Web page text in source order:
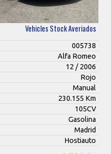
Vehicles Stock Averiados
005738
Alfa Romeo
12 / 2006
Rojo
Manual
230.155 Km
105CV
Gasolina
Madrid
Hostiauto